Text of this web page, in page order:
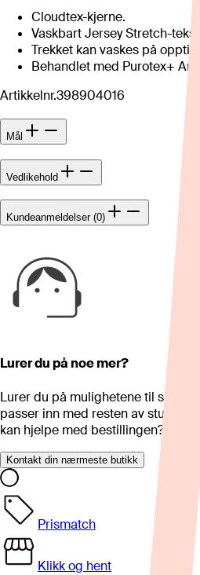
Cloudtex-kjerne.
Vaskbart Jersey Stretch-
Trekket kan vaskes på
Behandlet med Purotex+
Artikkelnr.398904016
Mål
Vedlikehold
Kundeanmeldelser (0)
Lurer du på noe mer?
Lurer du på mulighetene til
passer inn med resten av stua
kan hjelpe med bestillingen?
Kontakt din nærmeste butikk
Prismatch
Klikk og hent